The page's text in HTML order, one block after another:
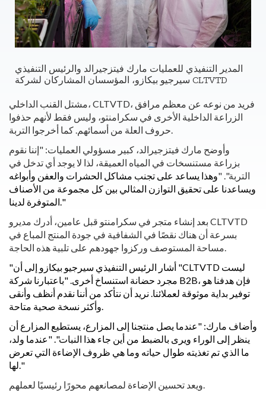
المدير التنفيذي للعمليات مارك فيتزجيرالد والرئيس التنفيذي
سيرجيو بيكازو، المؤسسان المشاركان لشركة CLTVTD
مشتل القنب الداخلي، CLTVTD، فريد من نوعه عن معظم مرافق
الزراعة الداخلية الأخرى في سكرامنتو، وليس فقط لأنهم حذفوا
حروف العلة من أسمائهم. كما أخرجوا التربة.
وأوضح مارك فيتزجيرالد، كبير مسؤولي العمليات: "إننا نقوم
بزراعة مستنسخات في المياه العميقة، لذا لا يوجد أي تدخل في
التربة". "وهذا يساعد على تجنب مشاكل الحشرات والعفن وأبواغه
ويساعدنا على تحقيق التوازن المثالي بين كل مجموعة من الأصناف
المتوفرة لدينا."
بعد إنشاء متجر في سكرامنتو قبل عامين، أدرك مديرو CLTVTD
بسرعة أن هناك نقصًا في الشفافية في جودة المنتج المباع في
مساحة المستوصف وركزوا جهودهم على تلبية هذه الحاجة.
"أشار الرئيس التنفيذي سيرجيو بيكازو إلى أن "CLTVTD ليست
مجرد حضانة استنساخ أخرى. "باعتبارنا شركة B2B، فإن هدفنا هو
توفير بداية موثوقة لعملائنا. نريد أن نتأكد من أننا نقدم أنظف وأنقى
وأكثر نسخة صحية متاحة.
وأضاف مارك: "عندما يصل منتجنا إلى المزارع، يستطيع المزارع أن
ينظر إلى الوراء ويرى بالضبط من أين جاء هذا النبات". "عندما ولد،
ما الذي تم تغذيته طوال حياته وما هي ظروف الإضاءة التي تعرض
لها."
ويعد تحسين الإضاءة لمصانعهم محورًا رئيسيًا لعملهم.